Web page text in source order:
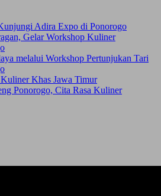
Adira Expo di Ponorogo
Gelar Workshop Kuliner
melalui Workshop Pertunjukan Tari
Khas Jawa Timur
Ponorogo, Cita Rasa Kuliner